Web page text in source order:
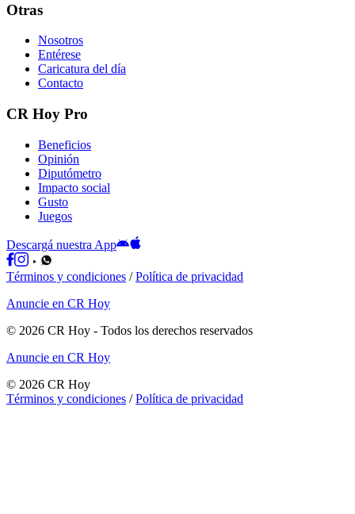
Otras
Nosotros
Entérese
Caricatura del día
Contacto
CR Hoy Pro
Beneficios
Opinión
Diputómetro
Impacto social
Gusto
Juegos
Descargá nuestra App
Términos y condiciones /Política de privacidad
Anuncie en CR Hoy
© 2026 CR Hoy - Todos los derechos reservados
Anuncie en CR Hoy
© 2026 CR Hoy
Términos y condiciones /Política de privacidad